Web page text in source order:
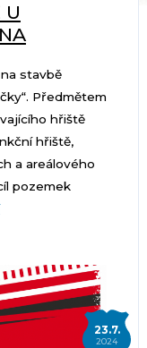
U
stavbě
Předmětem
hřiště
hřiště,
a areálového
pozemek
23.7.
2024